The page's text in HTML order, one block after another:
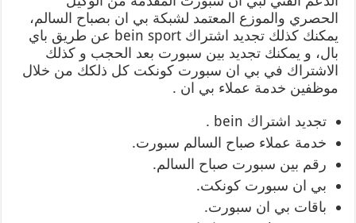
الحصري والموزع المعتمد لشبكة بي ان بصباح السالم،
يمكنك كذلك تجديد اشتراك bein sport عن طريق باي
بال، و يمكنك تجديد بين سبورت بعد الحجب و كذلك
الاشتراك في بي ان سبورت كونكت كل ذلكك من خلال
موظفين خدمة عملاء بي ان .
تجديد اشتراك bein .
خدمة عملاء صباح السالم سبورت.
رقم بين سبورت صباح السالم.
بي ان سبورت كونكت.
باقات بي ان سبورت.